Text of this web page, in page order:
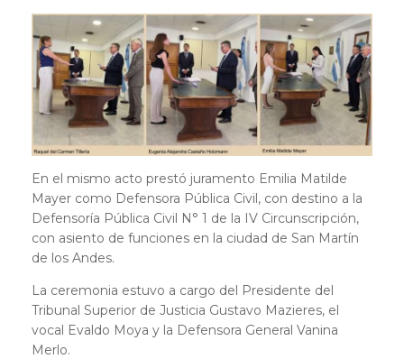
En el mismo acto prestó juramento Emilia Matilde
Mayer como Defensora Pública Civil, con destino a la
Defensoría Pública Civil N° 1 de la IV Circunscripción,
con asiento de funciones en la ciudad de San Martín
de los Andes.
La ceremonia estuvo a cargo del Presidente del
Tribunal Superior de Justicia Gustavo Mazieres, el
vocal Evaldo Moya y la Defensora General Vanina
Merlo.